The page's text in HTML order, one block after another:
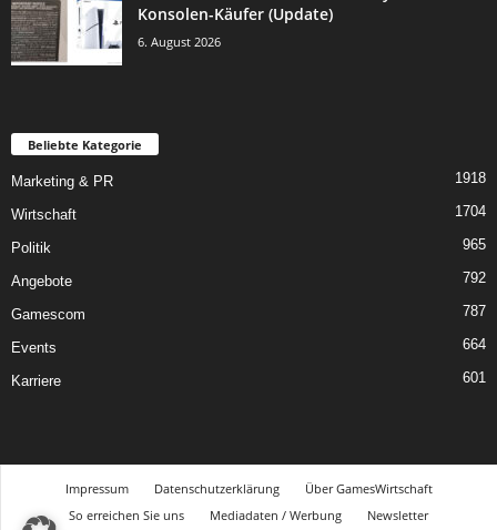
Konsolen-Käufer (Update)
6. August 2026
Beliebte Kategorie
Marketing & PR 1918
Wirtschaft 1704
Politik 965
Angebote 792
Gamescom 787
Events 664
Karriere 601
Impressum Datenschutzerklärung
Über GamesWirtschaft
So erreichen Sie uns
Mediadaten / Werbung Newsletter